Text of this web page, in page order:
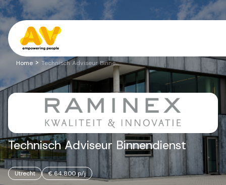
Ga naar de inhoud
Voor opdrachtgevers
Werving & Selectie
Executive Search
Recruitment Services
Home > Technisch Adviseur Binnendienst
Technisch Adviseur Binnendienst
Utrecht € 64.800 p/j